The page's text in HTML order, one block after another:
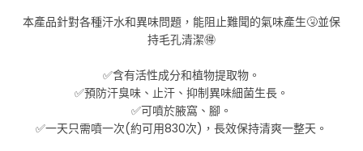
本產品針對各種汗水和異味問題，能阻止難聞的氣味產生🤧並保
持毛孔清潔🉐
✅含有活性成分和植物提取物。
✅預防汗臭味、止汗、抑制異味細菌生長。
✅可噴於腋窩、腳。
✅一天只需噴一次(約可用830次)，長效保持清爽一整天。